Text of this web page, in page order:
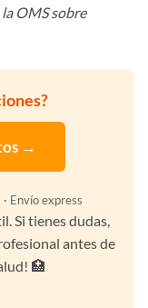
OMS sobre
→
Envío express
Si tienes dudas,
antes de
🏥